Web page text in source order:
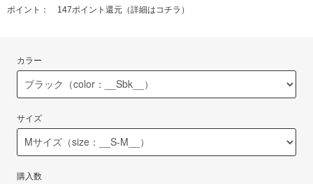
ポイント： 147ポイント還元（詳細はコチラ ）
カラー
サイズ
購入数